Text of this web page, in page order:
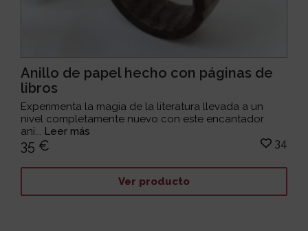
Anillo de papel hecho con páginas de
libros
Experimenta la magia de la literatura llevada a un
nivel completamente nuevo con este encantador
ani... Leer más
35 € 34
Ver producto